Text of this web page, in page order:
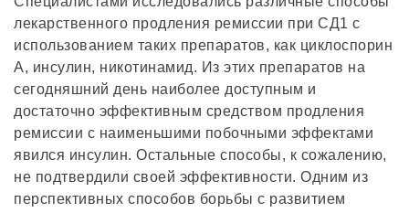
лекарственного продления ремиссии при СД1 с
использованием таких препаратов, как циклоспорин
А, инсулин, никотинамид. Из этих препаратов на
сегодняшний день наиболее доступным и
достаточно эффективным средством продления
ремиссии с наименьшими побочными эффектами
явился инсулин. Остальные способы, к сожалению,
не подтвердили своей эффективности. Одним из
перспективных способов борьбы с развитием